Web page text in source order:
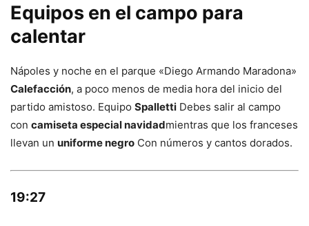
Equipos en el campo para
calentar
Nápoles y noche en el parque «Diego Armando Maradona»
Calefacción, a poco menos de media hora del inicio del
partido amistoso. Equipo Spalletti Debes salir al campo
con camiseta especial navidadmientras que los franceses
llevan un uniforme negro Con números y cantos dorados.
19:27